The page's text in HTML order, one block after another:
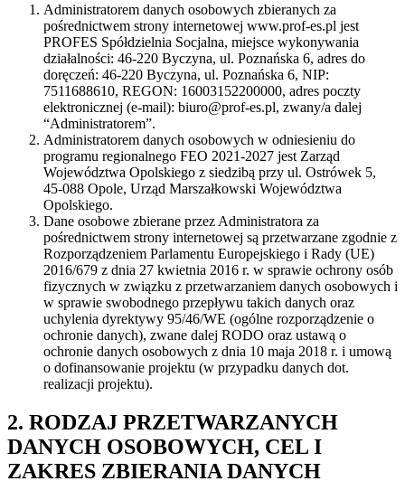
Administratorem danych osobowych zbieranych za
pośrednictwem strony internetowej www.prof-es.pl jest
PROFES Spółdzielnia Socjalna, miejsce wykonywania
działalności: 46-220 Byczyna, ul. Poznańska 6, adres do
doręczeń: 46-220 Byczyna, ul. Poznańska 6, NIP:
7511688610, REGON: 16003152200000, adres poczty
elektronicznej (e-mail): biuro@prof-es.pl, zwany/a dalej
“Administratorem”.
Administratorem danych osobowych w odniesieniu do
programu regionalnego FEO 2021-2027 jest Zarząd
Województwa Opolskiego z siedzibą przy ul. Ostrówek 5,
45-088 Opole, Urząd Marszałkowski Województwa
Opolskiego.
Dane osobowe zbierane przez Administratora za
pośrednictwem strony internetowej są przetwarzane zgodnie z
Rozporządzeniem Parlamentu Europejskiego i Rady (UE)
2016/679 z dnia 27 kwietnia 2016 r. w sprawie ochrony osób
fizycznych w związku z przetwarzaniem danych osobowych i
w sprawie swobodnego przepływu takich danych oraz
uchylenia dyrektywy 95/46/WE (ogólne rozporządzenie o
ochronie danych), zwane dalej RODO oraz ustawą o
ochronie danych osobowych z dnia 10 maja 2018 r. i umową
o dofinansowanie projektu (w przypadku danych dot.
realizacji projektu).
2. RODZAJ PRZETWARZANYCH
DANYCH OSOBOWYCH, CEL I
ZAKRES ZBIERANIA DANYCH